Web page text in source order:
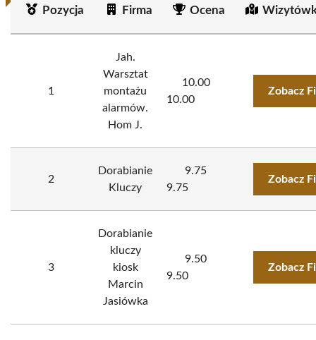
Pozycja Firma Ocena
1
Jah.
Warsztat
montażu
alarmów.
Hom J.
10.00
10.00
Zobacz
2
Dorabianie
Kluczy
9.75
9.75
Zobacz
3
Dorabianie
kluczy
kiosk
Marcin
Jasiówka
9.50
9.50
Zobacz